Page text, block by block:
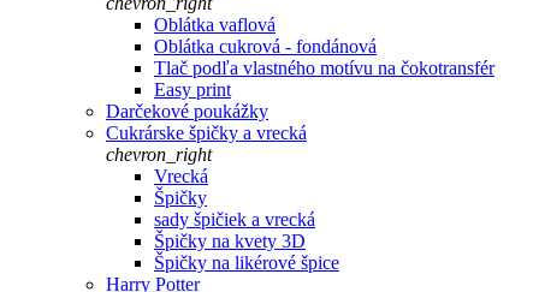
Oblátka vaflová
Oblátka cukrová - fondánová
Tlač podľa vlastného motívu na čokotransfér
Easy print
Darčekové poukážky
Cukrárske špičky a vrecká
chevron_right
Vrecká
Špičky
sady špičiek a vrecká
Špičky na kvety 3D
Špičky na likérové špice
Harry Potter